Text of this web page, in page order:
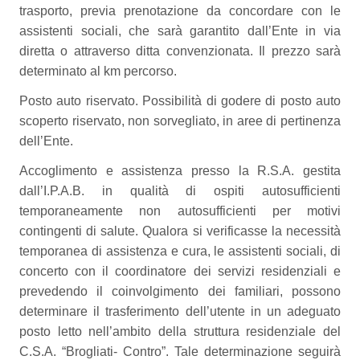
trasporto, previa prenotazione da concordare con le
assistenti sociali, che sarà garantito dall’Ente in via
diretta o attraverso ditta convenzionata. Il prezzo sarà
determinato al km percorso.
Posto auto riservato. Possibilità di godere di posto auto
scoperto riservato, non sorvegliato, in aree di pertinenza
dell’Ente.
Accoglimento e assistenza presso la R.S.A. gestita
dall’I.P.A.B. in qualità di ospiti autosufficienti
temporaneamente non autosufficienti per motivi
contingenti di salute. Qualora si verificasse la necessità
temporanea di assistenza e cura, le assistenti sociali, di
concerto con il coordinatore dei servizi residenziali e
prevedendo il coinvolgimento dei familiari, possono
determinare il trasferimento dell’utente in un adeguato
posto letto nell’ambito della struttura residenziale del
C.S.A. “Brogliati- Contro”. Tale determinazione seguirà